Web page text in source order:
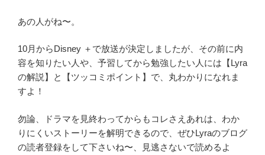
あの人がね〜。
10月からDisney ＋で放送が決定しましたが、その前に内
容を知りたい人や、予習してから勉強したい人には【Lyra
の解説】と【ツッコミポイント】で、丸わかりになれま
すよ！
勿論、ドラマを見終わってからもコレさえあれは、わか
りにくいストーリーを解明できるので、ぜひLyraのブログ
の読者登録をして下さいね〜、見逃さないで読めるよ